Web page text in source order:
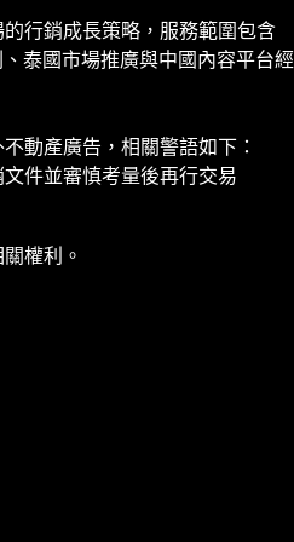
行銷成長策略，服務範圍包含
泰國市場推廣與中國內容平台經
動產廣告，相關警語如下：
件並審慎考量後再行交易
權利。